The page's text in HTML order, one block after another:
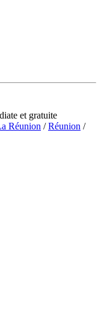
et gratuite
Réunion /Réunion /